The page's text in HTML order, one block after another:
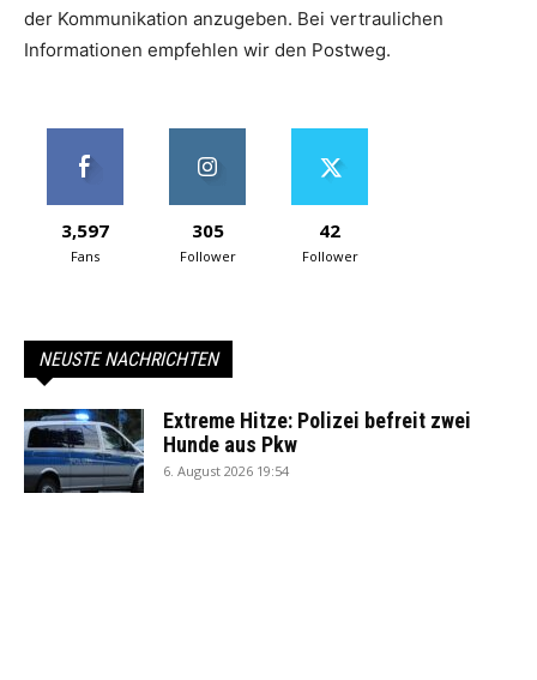
der Kommunikation anzugeben. Bei vertraulichen
Informationen empfehlen wir den Postweg.
3,597
Fans
305
Follower
42
Follower
NEUSTE NACHRICHTEN
Extreme Hitze: Polizei befreit zwei
Hunde aus Pkw
6. August 2026 19:54